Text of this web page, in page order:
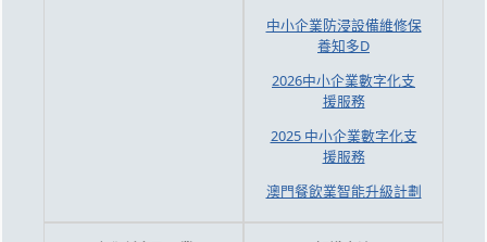
中小企業防浸設備維修保
養知多D
2026中小企業數字化支
援服務
2025 中小企業數字化支
援服務
澳門餐飲業智能升級計劃